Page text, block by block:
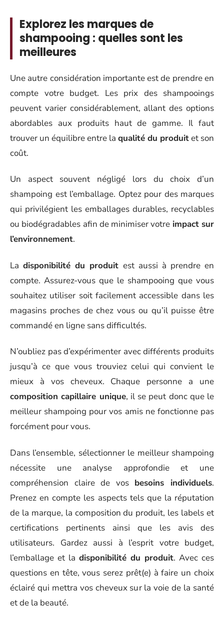
Explorez les marques de
shampooing : quelles sont les
meilleures
Une autre considération importante est de prendre en
compte votre budget. Les prix des shampooings
peuvent varier considérablement, allant des options
abordables aux produits haut de gamme. Il faut
trouver un équilibre entre la qualité du produitet son
coût.
Un aspect souvent négligé lors du choix d’un
shampoing est l’emballage. Optez pour des marques
qui privilégient les emballages durables, recyclables
ou biodégradables afin de minimiser votre impact sur
l’environnement.
Ladisponibilité du produit est aussi à prendre en
compte. Assurez-vous que le shampooing que vous
souhaitez utiliser soit facilement accessible dans les
magasins proches de chez vous ou qu’il puisse être
commandé en ligne sans difficultés.
N’oubliez pas d’expérimenter avec différents produits
jusqu’à ce que vous trouviez celui qui convient le
mieux à vos cheveux. Chaque personne a une
composition capillaire unique, il se peut donc que le
meilleur shampoing pour vos amis ne fonctionne pas
forcément pour vous.
Dans l’ensemble, sélectionner le meilleur shampoing
nécessite une analyse approfondie et une
compréhension claire de vos besoins individuels.
Prenez en compte les aspects tels que la réputation
de la marque, la composition du produit, les labels et
certifications pertinents ainsi que les avis des
utilisateurs. Gardez aussi à l’esprit votre budget,
l’emballage et la disponibilité du produit. Avec ces
questions en tête, vous serez prêt(e) à faire un choix
éclairé qui mettra vos cheveux sur la voie de la santé
et de la beauté.